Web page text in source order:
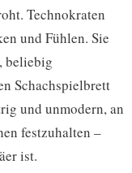
Technokraten
und Fühlen. Sie
beliebig
Schachspielbrett
und unmodern, an
festzuhalten –
ist.